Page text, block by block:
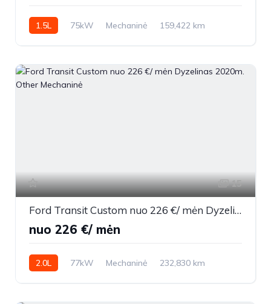
1.5L 75kW Mechaninė
159,422 km
15
Ford Transit Custom nuo 226 €/ mėn Dyzelinas 2020m. Other Mechaninė
nuo 226 €/ mėn
2.0L 77kW Mechaninė
232,830 km